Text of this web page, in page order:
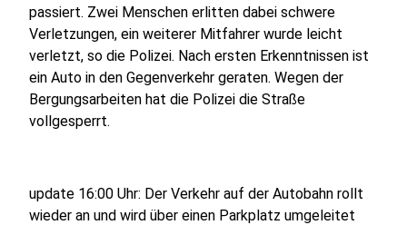
passiert. Zwei Menschen erlitten dabei schwere
Verletzungen, ein weiterer Mitfahrer wurde leicht
verletzt, so die Polizei. Nach ersten Erkenntnissen ist
ein Auto in den Gegenverkehr geraten. Wegen der
Bergungsarbeiten hat die Polizei die Straße
vollgesperrt.
update 16:00 Uhr: Der Verkehr auf der Autobahn rollt
wieder an und wird über einen Parkplatz umgeleitet